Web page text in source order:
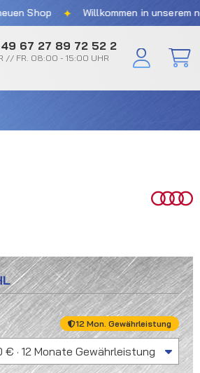
✦ Willkommen in unserem neuen
67 27 89 72 52 2
// FR. 08:00 - 15:00 UHR
12 Mon. Gewährleistung